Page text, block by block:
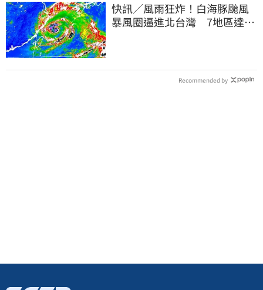
快訊／風雨狂炸！白海豚颱風
暴風圈逼進北台灣 7地區達停
Recommended by